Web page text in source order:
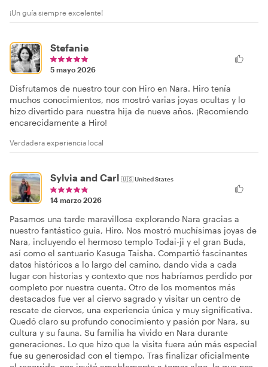
¡Un guía siempre excelente!
Stefanie
5 mayo 2026
Disfrutamos de nuestro tour con Hiro en Nara. Hiro tenía
muchos conocimientos, nos mostró varias joyas ocultas y lo
hizo divertido para nuestra hija de nueve años. ¡Recomiendo
encarecidamente a Hiro!
Verdadera experiencia local
Sylvia and Carl 🇺🇸United States
14 marzo 2026
Pasamos una tarde maravillosa explorando Nara gracias a
nuestro fantástico guía, Hiro. Nos mostró muchísimas joyas de
Nara, incluyendo el hermoso templo Todai-ji y el gran Buda,
así como el santuario Kasuga Taisha. Compartió fascinantes
datos históricos a lo largo del camino, dando vida a cada
lugar con historias y contexto que nos habríamos perdido por
completo por nuestra cuenta. Otro de los momentos más
destacados fue ver al ciervo sagrado y visitar un centro de
rescate de ciervos, una experiencia única y muy significativa.
Quedó claro su profundo conocimiento y pasión por Nara, su
cultura y su fauna. Su familia ha vivido en Nara durante
generaciones. Lo que hizo que la visita fuera aún más especial
fue su generosidad con el tiempo. Tras finalizar oficialmente